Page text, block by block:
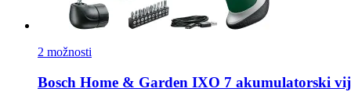
2 možnosti
Bosch Home & Garden IXO 7 akumulatorski